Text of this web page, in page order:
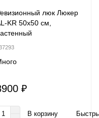
люк Люкер
KR 50x50 см,
₽
В корзину